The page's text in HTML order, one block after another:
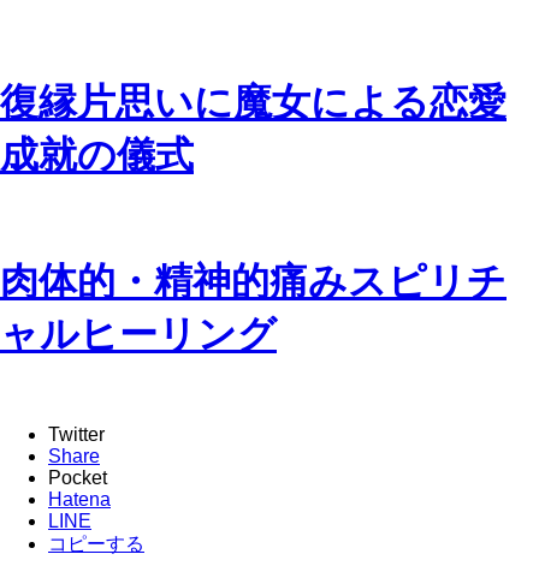
復縁片思いに魔女による恋愛
成就の儀式
肉体的・精神的痛みスピリチ
ャルヒーリング
Twitter
Share
Pocket
Hatena
LINE
コピーする